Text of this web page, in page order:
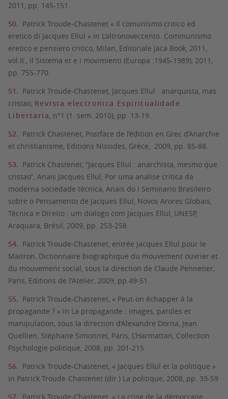
2011, pp. 145-151.
Patrick Troude-Chastenet « Il comunismo critico ed
eretico di Jacques Ellul » in L’altronoveccento. Communismo
eretico e pensiero critico, Milan, Editoriale Jaca Book, 2011,
vol.II., Il Sistema et e i movimienti (Europa :1945-1989), 2011,
pp. 755-770.
Patrick Troude-Chastenet, Jacques Ellul : anarquista, mas
cristao, Revista electronica Espiritualidade
Libertaria, n°1 (1. sem. 2010), pp. 13-19.
Patrick Chastenet, Postface de l’édition en Grec d’Anarchie
et christianisme, Editions Nissides, Grèce, 2009, pp. 85-88.
Patrick Chastenet, “Jacques Ellul : anarchista, mesmo que
cristao”, Anais Jacques Ellul, Por uma analise critica da
moderna sociedade técnica, Anais do I Seminario Brasileiro
sobre o Pensamento de Jacques Ellul, Novos Arores Globais,
Técnica e Direito : um dialogo com Jacques Ellul, UNESP,
Araquara, Brésil, 2009, pp. 253-258.
Patrick Troude-Chastenet, entrée Jacques Ellul pour le
Maitron, Dictionnaire biographique du mouvement ouvrier et
du mouvement social, sous la direction de Claude Pennetier,
Paris, Editions de l'Atelier, 2009, pp.49-51.
Patrick Troude-Chastenet, « Peut-on échapper à la
propagande ? » in La propagande : images, paroles et
manipulation, sous la direction d’Alexandre Dorna, Jean
Quellien, Stéphane Simonnet, Paris, L’Harmattan, Collection
Psychologie politique, 2008, pp. 201-215.
Patrick Troude-Chastenet, « Jacques Ellul et la politique »
in Patrick Troude-Chastenet (dir.) La politique, 2008, pp. 33-59
Patrick Troude-Chastenet, « La crise de la démocratie